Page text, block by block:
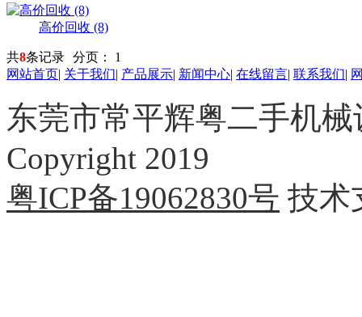
高价回收 (8)
共8条记录 分页：
1
网站首页| 关于我们| 产品展示| 新闻中心| 在线留言| 联系我们|
东莞市常平辉粤二手机
Copyright 2019
粤ICP备19062830号 技术